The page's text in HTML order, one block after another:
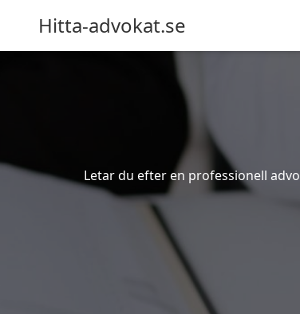
Hitta-advokat.se
Letar du efter en professionell